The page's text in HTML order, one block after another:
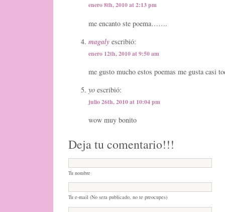
enero 8th, 2010 at 2:13 pm
me encanto ste poema…….
magaly escribió:
enero 12th, 2010 at 9:50 am
me gusto mucho estos poemas me gusta casi
yo escribió:
julio 26th, 2010 at 10:04 pm
wow muy bonito
Deja tu comentario!!!
Tu nombre
Tu e-mail (No sera publicado, no te preocupes)